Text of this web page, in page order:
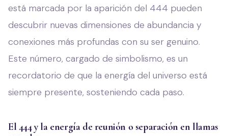
está marcada por la aparición del 444 pueden
descubrir nuevas dimensiones de abundancia y
conexiones más profundas con su ser genuino.
Este número, cargado de simbolismo, es un
recordatorio de que la energía del universo está
siempre presente, sosteniendo cada paso.
El 444 y la energía de reunión o separación en llamas